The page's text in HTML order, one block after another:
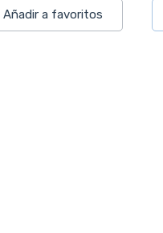
Añadir a favoritos